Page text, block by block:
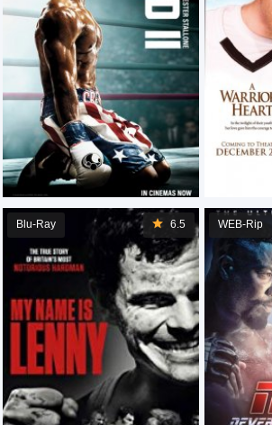
WEB-Rip
6.5
Blu-Ray